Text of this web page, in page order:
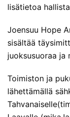
lisätietoa
Joensuu Hope
sisältää
juoksusuoraa ja
Toimiston ja
lähettämällä